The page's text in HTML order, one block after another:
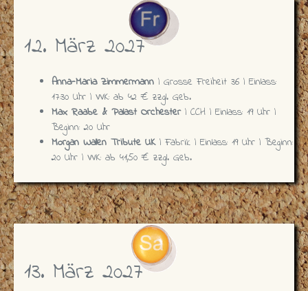
12. März 2027
Anna-Maria Zimmermann | Grosse Freiheit 36 | Einlass:
17:30 Uhr | VVK: ab 42 € zzgl. Geb.
Max Raabe & Palast Orchester| CCH | Einlass: 19 Uhr |
Beginn: 20 Uhr
Morgan Wallen Tribute UK| Fabrik | Einlass: 19 Uhr | Beginn:
20 Uhr | VVK: ab 41,50 € zzgl. Geb.
13. März 2027